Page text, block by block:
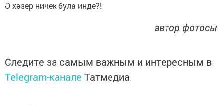
Ә хәзер ничек була инде?!
автор фотосы
Следите за самым важным и интересным в
Telegram-канале Татмедиа